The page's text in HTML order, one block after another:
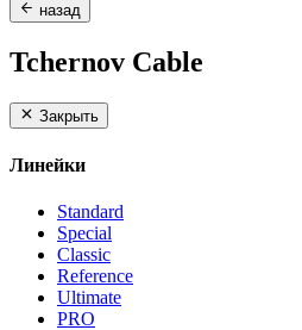
назад
Tchernov Cable
Закрыть
Линейки
Standard
Special
Classic
Reference
Ultimate
PRO